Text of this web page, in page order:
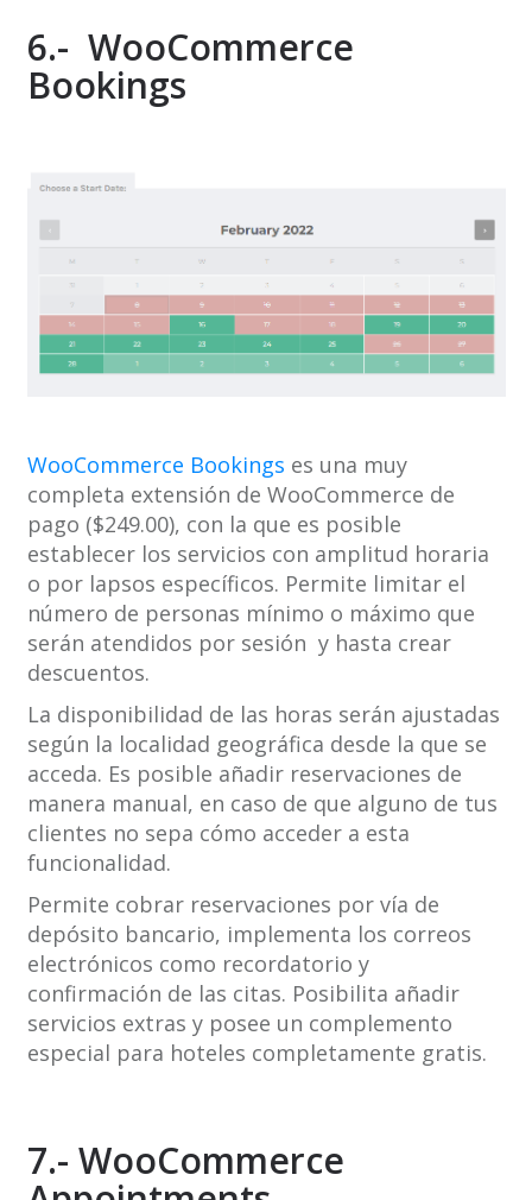
6.- WooCommerce
Bookings
WooCommerce Bookings es una muy
completa extensión de WooCommerce de
pago ($249.00), con la que es posible
establecer los servicios con amplitud horaria
o por lapsos específicos. Permite limitar el
número de personas mínimo o máximo que
serán atendidos por sesión y hasta crear
descuentos.
La disponibilidad de las horas serán ajustadas
según la localidad geográfica desde la que se
acceda. Es posible añadir reservaciones de
manera manual, en caso de que alguno de tus
clientes no sepa cómo acceder a esta
funcionalidad.
Permite cobrar reservaciones por vía de
depósito bancario, implementa los correos
electrónicos como recordatorio y
confirmación de las citas. Posibilita añadir
servicios extras y posee un complemento
especial para hoteles completamente gratis.
7.- WooCommerce